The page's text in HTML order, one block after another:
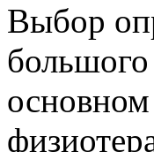
Выбор
большого